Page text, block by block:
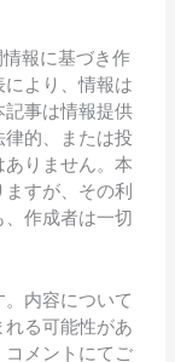
報に基づき作
より、情報は
事は情報提供
的、または投
りません。本
すが、その利
作成者は一切
内容について
る可能性があ
コメントにてご